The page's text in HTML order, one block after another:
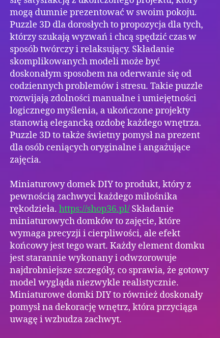
mogą dumnie prezentować w swoim pokoju.
Puzzle 3D dla dorosłych to propozycja dla tych,
którzy szukają wyzwań i chcą spędzić czas w
sposób twórczy i relaksujący. Składanie
skomplikowanych modeli może być
doskonałym sposobem na oderwanie się od
codziennych problemów i stresu. Takie puzzle
rozwijają zdolności manualne i umiejętności
logicznego myślenia, a ukończone projekty
stanowią elegancką ozdobę każdego wnętrza.
Puzzle 3D to także świetny pomysł na prezent
dla osób ceniących oryginalne i angażujące
zajęcia.
Miniaturowy domek DIY to produkt, który z
pewnością zachwyci każdego miłośnika
rękodzieła. https://shop36.pl/ Składanie
miniaturowych domków to zajęcie, które
wymaga precyzji i cierpliwości, ale efekt
końcowy jest tego wart. Każdy element domku
jest starannie wykonany i odwzorowuje
najdrobniejsze szczegóły, co sprawia, że gotowy
model wygląda niezwykle realistycznie.
Miniaturowe domki DIY to również doskonały
pomysł na dekorację wnętrz, która przyciąga
uwagę i wzbudza zachwyt.